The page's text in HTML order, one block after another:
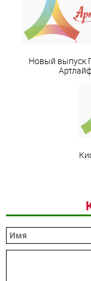
Новый выпуск